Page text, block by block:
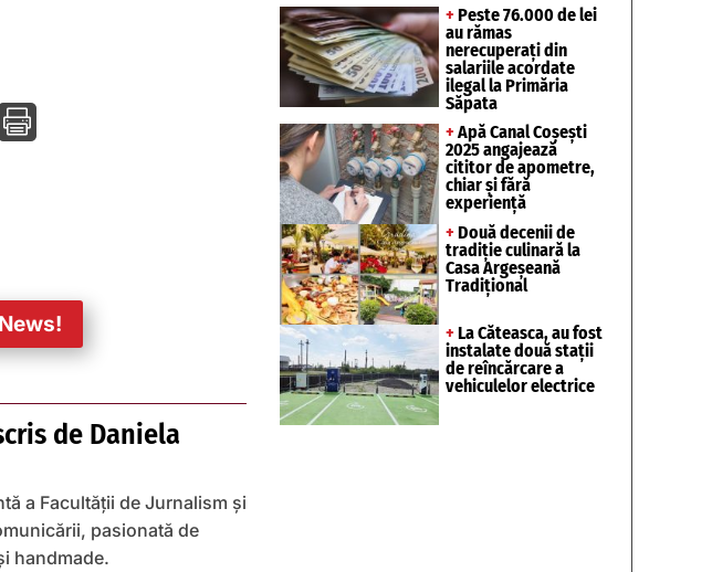

de Daniela
a Facultății de Jurnalism și
pasionată de
handmade.
+ Peste 76.000 de lei
au rămas
nerecuperați din
salariile acordate
ilegal la Primăria
Săpata
+ Apă Canal Coșești
2025 angajează
cititor de apometre,
chiar și fără
experiență
+ Două decenii de
tradiție culinară la
Casa Argeșeană
Tradițional
+ La Căteasca, au fost
instalate două stații
de reîncărcare a
vehiculelor electrice